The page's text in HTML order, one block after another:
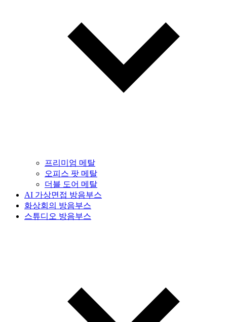
프리미엄 메탈
오피스 팟 메탈
더블 도어 메탈
AI 가상면접 방음부스
화상회의 방음부스
스튜디오 방음부스